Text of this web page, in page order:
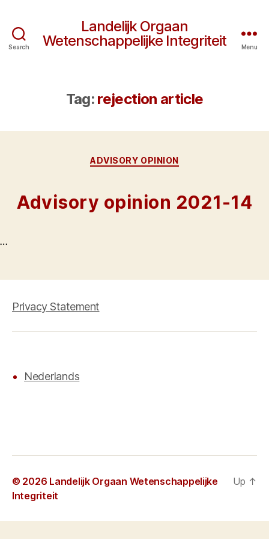
Search
Landelijk Orgaan
Wetenschappelijke Integriteit
Menu
Tag: rejection article
Categories
ADVISORY OPINION
Advisory opinion 2021-14
…
Privacy Statement
Nederlands
© 2026 Landelijk Orgaan Wetenschappelijke
Integriteit
Up ↑